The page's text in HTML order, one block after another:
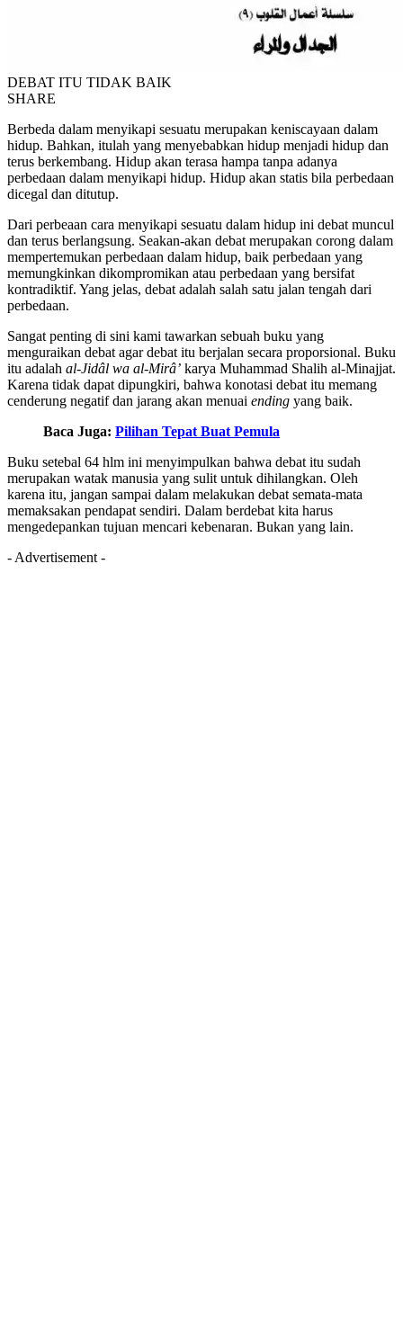
DEBAT ITU TIDAK BAIK
SHARE
Berbeda dalam menyikapi sesuatu merupakan keniscayaan dalam
hidup. Bahkan, itulah yang menyebabkan hidup menjadi hidup dan
terus berkembang. Hidup akan terasa hampa tanpa adanya
perbedaan dalam menyikapi hidup. Hidup akan statis bila perbedaan
dicegal dan ditutup.
Dari perbeaan cara menyikapi sesuatu dalam hidup ini debat muncul
dan terus berlangsung. Seakan-akan debat merupakan corong dalam
mempertemukan perbedaan dalam hidup, baik perbedaan yang
memungkinkan dikompromikan atau perbedaan yang bersifat
kontradiktif. Yang jelas, debat adalah salah satu jalan tengah dari
perbedaan.
Sangat penting di sini kami tawarkan sebuah buku yang
menguraikan debat agar debat itu berjalan secara proporsional. Buku
itu adalah al-Jidâl wa al-Mirâ’ karya Muhammad Shalih al-Minajjat.
Karena tidak dapat dipungkiri, bahwa konotasi debat itu memang
cenderung negatif dan jarang akan menuai ending yang baik.
Baca Juga: Pilihan Tepat Buat Pemula
Buku setebal 64 hlm ini menyimpulkan bahwa debat itu sudah
merupakan watak manusia yang sulit untuk dihilangkan. Oleh
karena itu, jangan sampai dalam melakukan debat semata-mata
memaksakan pendapat sendiri. Dalam berdebat kita harus
mengedepankan tujuan mencari kebenaran. Bukan yang lain.
- Advertisement -